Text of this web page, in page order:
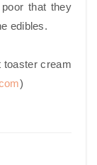
that they
edibles.
toaster cream
)